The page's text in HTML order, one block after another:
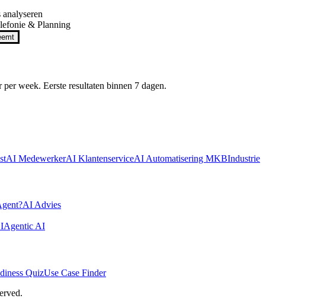
analyseren
& Planning
week. Eerste resultaten binnen 7 dagen.
AI MedewerkerAI KlantenserviceAI Automatisering MKBIndustrie
AI Advies
Agentic AI
QuizUse Case Finder